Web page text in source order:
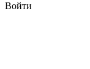
Войти